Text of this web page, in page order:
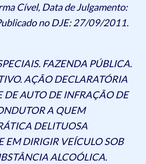
Cível, Data de Julgamento:
no DJE: 27/09/2011.
FAZENDA PÚBLICA.
AÇÃO DECLARATÓRIA
DE AUTO DE INFRAÇÃO DE
A QUEM
DELITUOSA
EM DIRIGIR VEÍCULO SOB
ALCOÓLICA.